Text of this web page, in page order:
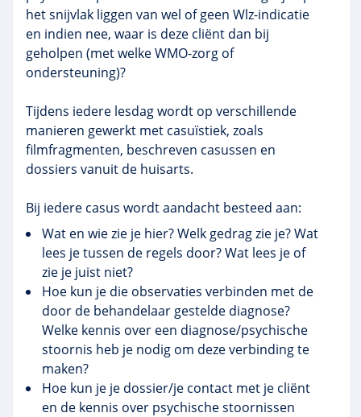
het snijvlak liggen van wel of geen Wlz-indicatie
en indien nee, waar is deze cliënt dan bij
geholpen (met welke WMO-zorg of
ondersteuning)?
Tijdens iedere lesdag wordt op verschillende
manieren gewerkt met casuïstiek, zoals
filmfragmenten, beschreven casussen en
dossiers vanuit de huisarts.
Bij iedere casus wordt aandacht besteed aan:
Wat en wie zie je hier? Welk gedrag zie je? Wat
lees je tussen de regels door? Wat lees je of
zie je juist niet?
Hoe kun je die observaties verbinden met de
door de behandelaar gestelde diagnose?
Welke kennis over een diagnose/psychische
stoornis heb je nodig om deze verbinding te
maken?
Hoe kun je je dossier/je contact met je cliënt
en de kennis over psychische stoornissen